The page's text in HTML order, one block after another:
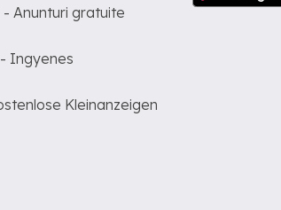
- Anunturi gratuite
- Ingyenes
Kleinanzeigen